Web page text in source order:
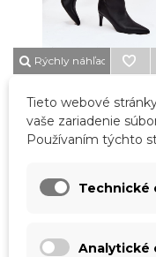
Rýchly náhľad
izoláciou na
čierne olivové -
Novinka
Tieto webové
vaše zariadenie
Používaním týchto
Technické
Analytické